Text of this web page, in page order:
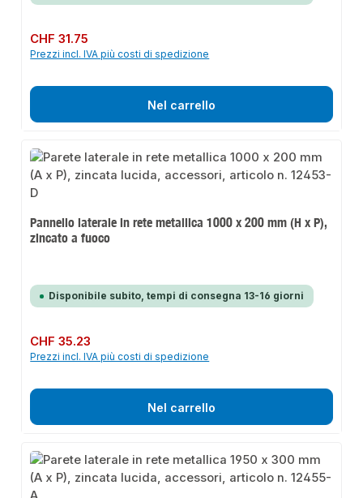
Prezzo normale:
CHF 31.75
Prezzi incl. IVA più costi di spedizione
Nel carrello
Pannello laterale in rete metallica 1000 x 200 mm (H x P),
zincato a fuoco
Disponibile subito, tempi di consegna 13-16 giorni
Prezzo normale:
CHF 35.23
Prezzi incl. IVA più costi di spedizione
Nel carrello